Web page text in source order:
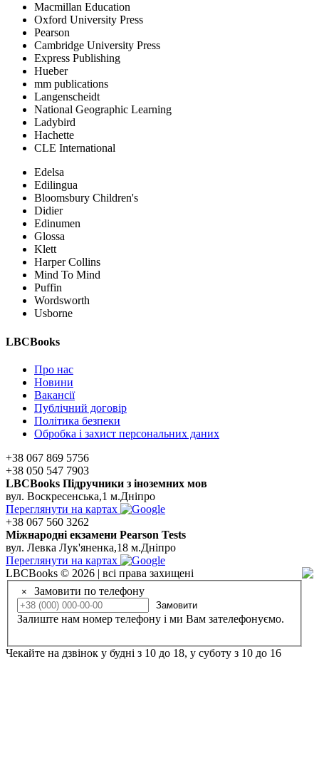
Macmillan Education
Oxford University Press
Pearson
Cambridge University Press
Express Publishing
Hueber
mm publications
Langenscheidt
National Geographic Learning
Ladybird
Hachette
CLE International
Edelsa
Edilingua
Bloomsbury Children's
Didier
Edinumen
Glossa
Klett
Harper Collins
Mind To Mind
Puffin
Wordsworth
Usborne
LBCBooks
Про нас
Новини
Вакансії
Публічний договір
Політика безпеки
Обробка і захист персональних даних
+38 067 869 5756
+38 050 547 7903
LBCBooks Підручники з іноземних мов
вул. Воскресенська,1 м.Дніпро
Переглянути на картах
+38 067 560 3262
Мiжнароднi екзамени Pearson Tests
вул. Левка Лук'яненка,18 м.Дніпро
Переглянути на картах
LBCBooks © 2026 | всі права захищені
× Замовити по телефону
Замовити
Залиште нам номер телефону і ми Вам зателефонуємо.
Чекайте на дзвінок у будні з 10 до 18, у суботу з 10 до 16